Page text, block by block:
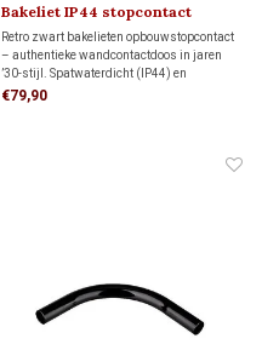
Bakeliet IP44 stopcontact
(BE/FR kindveilig) 1930
Retro zwart bakelieten opbouwstopcontact
– authentieke wandcontactdoos in jaren
’30-stijl. Spatwaterdicht (IP44) en
uitgevoerd met boveninvoer. Het onderblok
€79,90